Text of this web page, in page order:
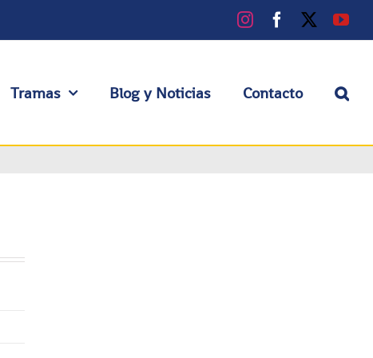
InstagramFacebook
Tramas Blog y Noticias Contacto